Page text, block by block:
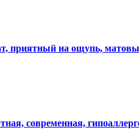
приятный на ощупь,
современная,